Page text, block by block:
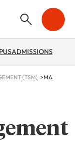
ADMISSIONS
(TSM) MASTER